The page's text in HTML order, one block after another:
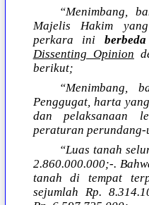
“Menimbang,
Majelis Hakim
perkara ini
Dissenting Opinion
berikut;
“Menimbang,
Penggugat, harta
dan pelaksanaan
peraturan
“Luas tanah
2.860.000.000;-.
tanah di tempat
sejumlah Rp.